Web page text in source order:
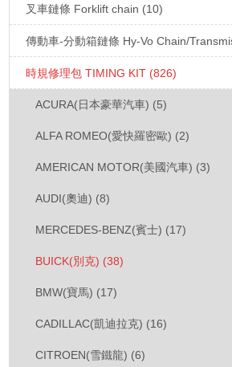
叉車鏈條 Forklift chain (10)
傳動車-分動箱鏈條 Hy-Vo Chain/
時規修理包 TIMING KIT (826)
ACURA(日本豪華汽車) (5)
ALFA ROMEO(愛快羅密歐) (2)
AMERICAN MOTOR(美國汽車) (3)
AUDI(奧迪) (8)
MERCEDES-BENZ(賓士) (17)
BUICK(別克) (38)
BMW(寶馬) (17)
CADILLAC(凱迪拉克) (16)
CITROEN(雪鐵龍) (6)